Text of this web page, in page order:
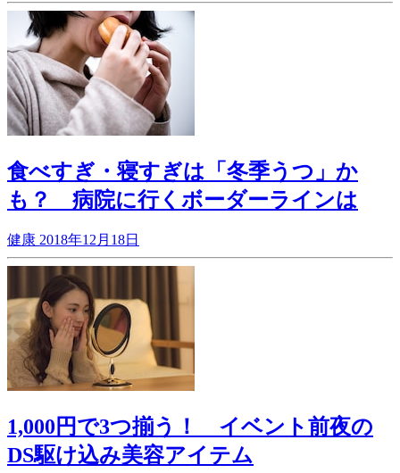
食べすぎ・寝すぎは「冬季うつ」か
も？ 病院に行くボーダーラインは
健康 2018年12月18日
1,000円で3つ揃う！ イベント前夜の
DS駆け込み美容アイテム